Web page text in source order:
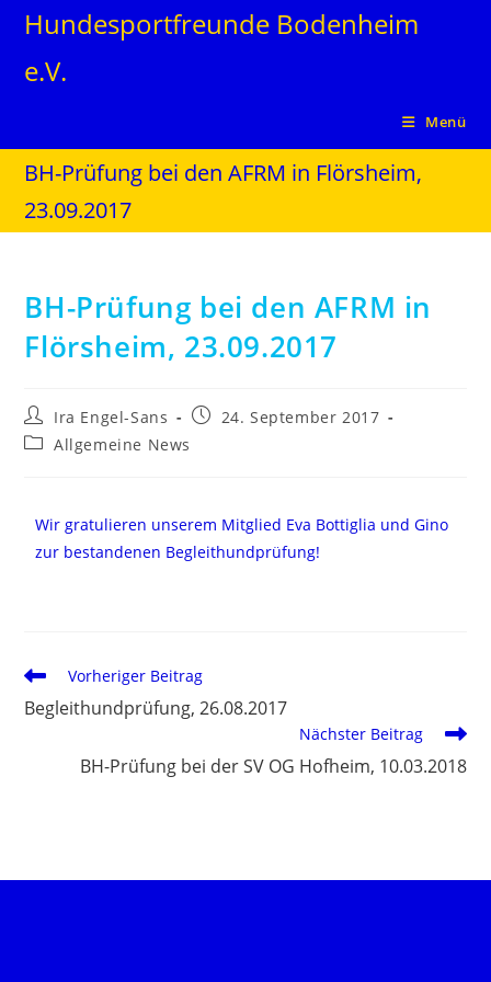
Hundesportfreunde Bodenheim
e.V.
Menü
BH-Prüfung bei den AFRM in Flörsheim,
23.09.2017
BH-Prüfung bei den AFRM in
Flörsheim, 23.09.2017
Ira Engel-Sans
24. September 2017
Allgemeine News
Wir gratulieren unserem Mitglied Eva Bottiglia und Gino
zur bestandenen Begleithundprüfung!
Vorheriger Beitrag
Begleithundprüfung, 26.08.2017
Nächster Beitrag
BH-Prüfung bei der SV OG Hofheim, 10.03.2018